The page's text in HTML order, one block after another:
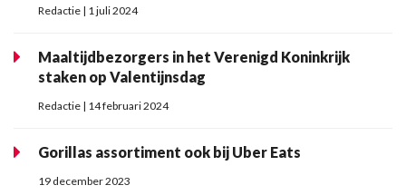
Redactie | 1 juli 2024
Maaltijdbezorgers in het Verenigd Koninkrijk
staken op Valentijnsdag
Redactie | 14 februari 2024
Gorillas assortiment ook bij Uber Eats
19 december 2023